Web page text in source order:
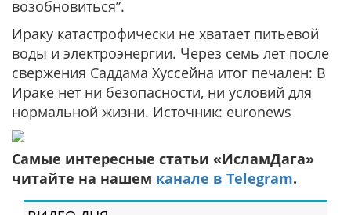
возобновиться”.
Ираку катастрофически не хватает питьевой
воды и электроэнергии. Через семь лет после
свержения Саддама Хуссейна итог печален: В
Ираке нет ни безопасности, ни условий для
нормальной жизни. Источник: euronews
Самые интересные статьи «ИсламДага»
читайте на нашем канале в Telegram.